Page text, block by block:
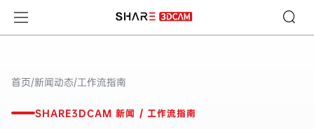
SHARE SLAM S100 系列外立面扫描工作流指南
首页/新闻动态/工作流指南
SHARE3DCAM 新闻 / 工作流指南